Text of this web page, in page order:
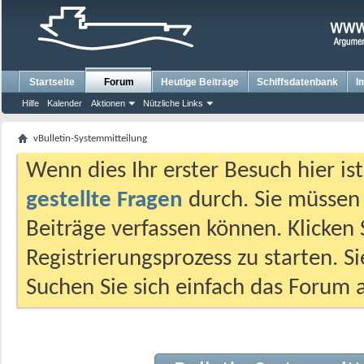
Startseite Forum
Hilfe Kalender Aktionen Nützliche Links
Heutige Beiträge Schiffsdatenbank
vBulletin-Systemmitteilung
Wenn dies Ihr erster Besuch hier
gestellte Fragen durch. Sie
Beiträge verfassen können.
Registrierungsprozess zu starten.
Suchen Sie sich einfach das